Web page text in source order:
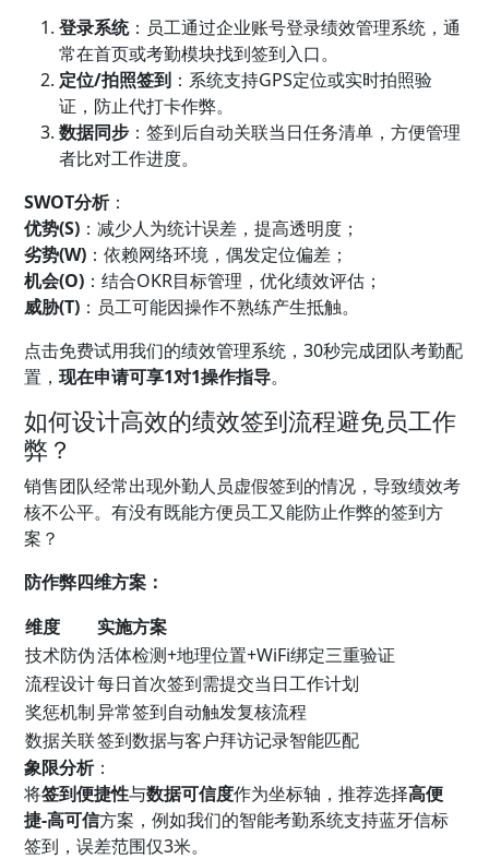
登录系统：员工通过企业账号登录绩效管理系统，通
常在首页或考勤模块找到签到入口。
定位/拍照签到 ：系统支持GPS定位或实时拍照验
证，防止代打卡作弊。
数据同步 ：签到后自动关联当日任务清单，方便管理
者比对工作进度。
SWOT分析：
优势(S) ：减少人为统计误差，提高透明度；
劣势(W) ：依赖网络环境，偶发定位偏差；
机会(O) ：结合OKR目标管理，优化绩效评估；
威胁(T) ：员工可能因操作不熟练产生抵触。
点击免费试用我们的绩效管理系统，30秒完成团队考勤配
置，现在申请可享1对1操作指导。
如何设计高效的绩效签到流程避免员工作
弊？
销售团队经常出现外勤人员虚假签到的情况，导致绩效考
核不公平。有没有既能方便员工又能防止作弊的签到方
案？
防作弊四维方案：
维度
实施方案
技术防伪活体检测+地理位置+WiFi绑定三重验证
流程设计每日首次签到需提交当日工作计划
奖惩机制异常签到自动触发复核流程
数据关联签到数据与客户拜访记录智能匹配
象限分析：
将签到便捷性与数据可信度作为坐标轴，推荐选择高便
捷-高可信方案，例如我们的智能考勤系统支持蓝牙信标
签到，误差范围仅3米。